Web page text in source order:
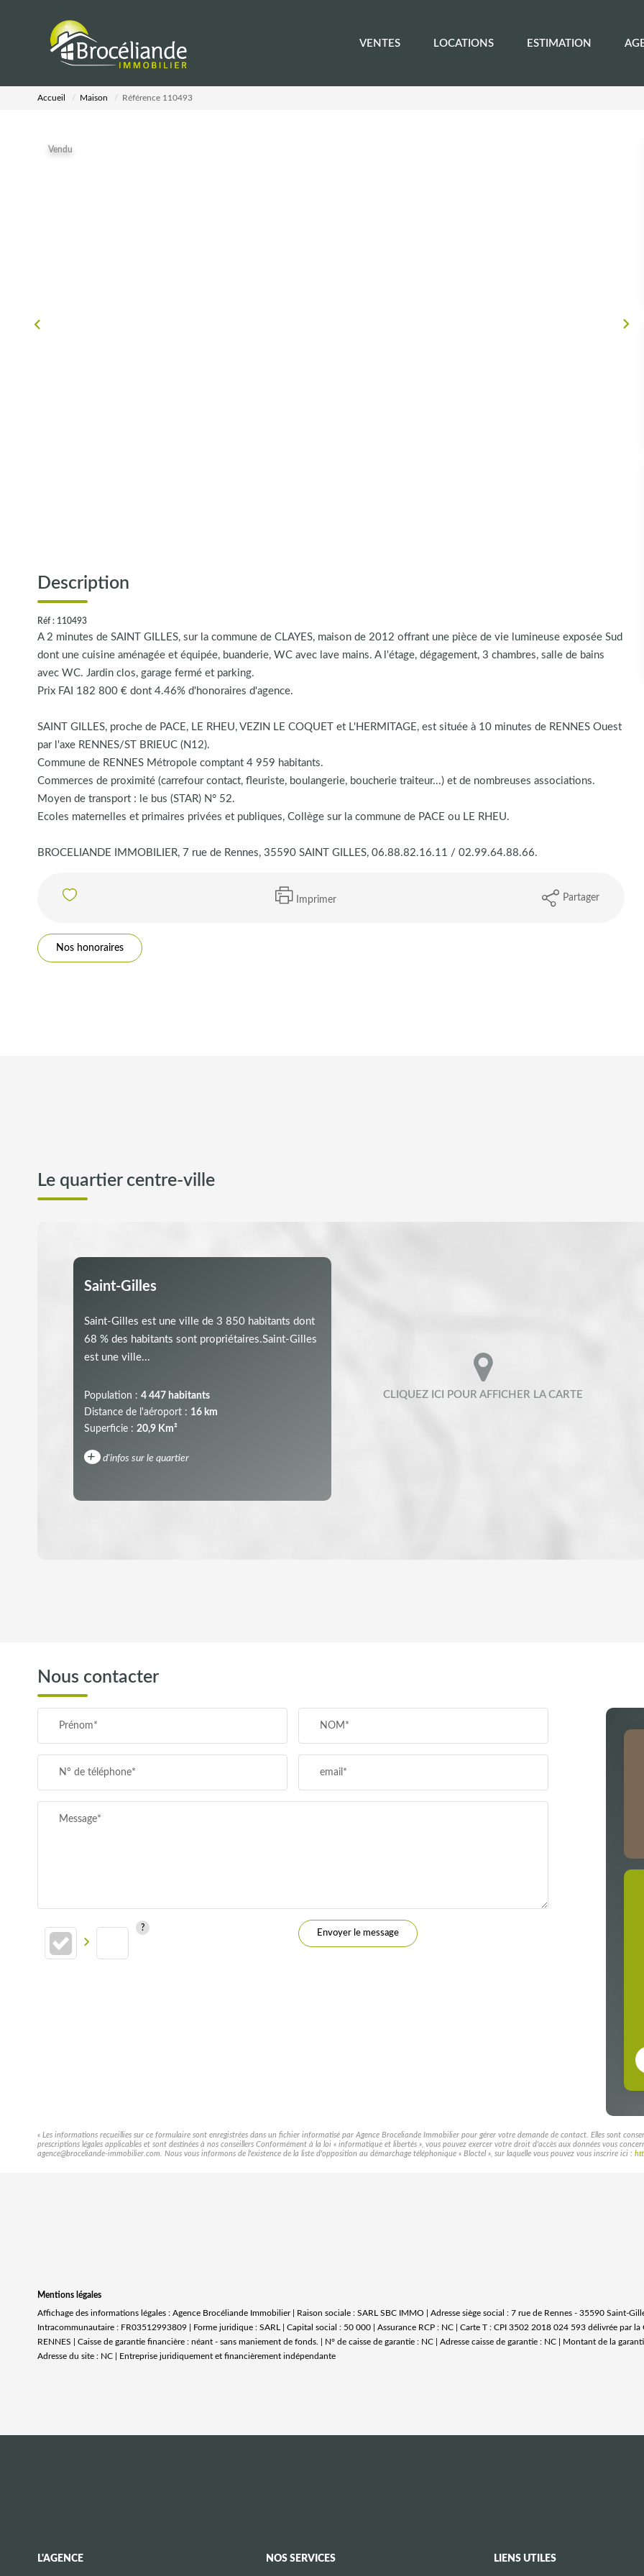
VENTES LOCATIONS ESTIMATION
Accueil Maison Référence 110493
Vendu
Description
Réf : 110493
A 2 minutes de SAINT GILLES, sur la commune de CLAYES, maison de 2012 offrant une pièce de vie lumineuse exposée Sud
dont une cuisine aménagée et équipée, buanderie, WC avec lave mains. A l'étage, dégagement, 3 chambres, salle de bains
avec WC. Jardin clos, garage fermé et parking.
Prix FAI 182 800 € dont 4.46% d'honoraires d'agence.
SAINT GILLES, proche de PACE, LE RHEU, VEZIN LE COQUET et L'HERMITAGE, est située à 10 minutes de RENNES Ouest
par l'axe RENNES/ST BRIEUC (N12).
Commune de RENNES Métropole comptant 4 959 habitants.
Commerces de proximité (carrefour contact, fleuriste, boulangerie, boucherie traiteur...) et de nombreuses associations.
Moyen de transport : le bus (STAR) N° 52.
Ecoles maternelles et primaires privées et publiques, Collège sur la commune de PACE ou LE RHEU.
BROCELIANDE IMMOBILIER, 7 rue de Rennes, 35590 SAINT GILLES, 06.88.82.16.11 / 02.99.64.88.66.
Imprimer Partager
Nos honoraires
Le quartier centre-ville
Saint-Gilles
Saint-Gilles est une ville de 3 850 habitants dont
68 % des habitants sont propriétaires.Saint-Gilles
est une ville...
Population : 4 447 habitants
Distance de l'aéroport : 16 km
Superficie : 20,9 Km²
+ d'infos sur le quartier
TAXE FONCIÈRE
RESTAURANTS ET CAFÉS COMMERCES
Nous contacter
Prénom* NOM*
N° de téléphone* email*
Message*
Envoyer le message
« Les informations recueillies sur ce formulaire sont enregistrées dans un fichier informatisé par Agence Broceliande Immobilier pour gérer votre demande de contact. Elles sont
prescriptions légales applicables et sont destinées à nos conseillers Conformément à la loi « informatique et libertés », vous pouvez exercer votre droit d'accès aux données vous
agence@broceliande-immobilier.com. Nous vous informons de l'existence de la liste d'opposition au démarchage téléphonique « Bloctel », sur laquelle vous pouvez vous inscrire ici :
Mentions légales
Affichage des informations légales : Agence Brocéliande Immobilier | Raison sociale : SARL SBC IMMO | Adresse siège social : 7 rue de Rennes - 35590 Saint-
Intracommunautaire : FR03512993809 | Forme juridique : SARL | Capital social : 50 000 | Assurance RCP : NC | Carte T : CPI 3502 2018 024 593 délivrée par
RENNES | Caisse de garantie financière : néant - sans maniement de fonds. | N° de caisse de garantie : NC | Adresse caisse de garantie : NC | Montant de la
Adresse du site : NC | Entreprise juridiquement et financièrement indépendante
L'AGENCE NOS SERVICES LIENS UTILES